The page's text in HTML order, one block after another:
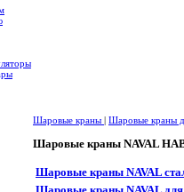
Шаровые краны | Шаровые краны
Шаровые краны NAVAL
Шаровые краны NAVAL